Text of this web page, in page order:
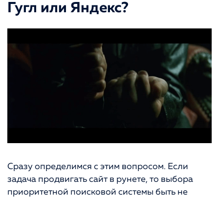
Гугл или Яндекс?
Сразу определимся с этим вопросом. Если
задача продвигать сайт в рунете, то выбора
приоритетной поисковой системы быть не